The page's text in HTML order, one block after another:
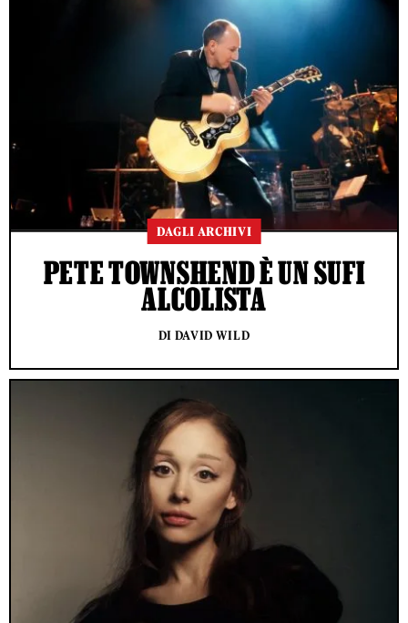
DAGLI ARCHIVI
PETE TOWNSHEND È UN SUFI
ALCOLISTA
DI DAVID WILD